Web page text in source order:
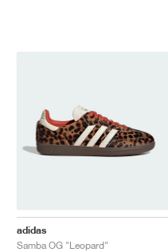
adidas
Samba OG "Leopard"